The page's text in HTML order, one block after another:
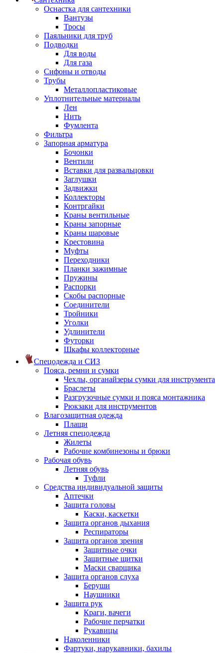
Оснастка для сантехники
Вантузы
Тросы
Паяльники для труб
Подводки
Для воды
Для газа
Сифоны и отводы
Трубы
Металлопластиковые
Уплотнительные материалы
Лен
Нить
Фумлента
Фильтра
Запорная арматура
Бочонки
Вентили
Вставки для развальцовки
Заглушки
Задвижки
Коллекторы
Контргайки
Краны вентильные
Краны запорные
Краны шаровые
Крестовина
Муфты
Переходники
Планки зажимные
Пружины
Распорки
Скобы распорные
Соединители
Тройники
Уголки
Удлинители
Футорки
Шкафы коллекторные
Спецодежда и СИЗ
Пояса, ремни и сумки
Чехлы, органайзеры сумки для инструмента
Браслеты
Разгрузочные сумки и пояса монтажника
Рюкзаки для инструментов
Влагозащитная одежда
Плащи
Летняя спецодежда
Жилеты
Рабочие комбинезоны и брюки
Рабочая обувь
Летняя обувь
Туфли
Средства индивидуальной защиты
Аптечки
Защита головы
Каски, каскетки
Защита органов дыхания
Респираторы
Защита органов зрения
Защитные очки
Защитные щитки
Маски сварщика
Защита органов слуха
Беруши
Наушники
Защита рук
Краги, вачеги
Рабочие перчатки
Рукавицы
Наколенники
Фартуки, нарукавники, бахилы